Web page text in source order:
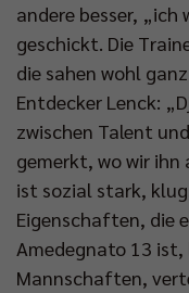
andere besser,
geschickt. Die
die sahen wohl
Entdecker Lenck:
zwischen Talent
gemerkt, wo wir ihn
ist sozial stark,
Eigenschaften, die
Amedegnato 13 ist,
Mannschaften,